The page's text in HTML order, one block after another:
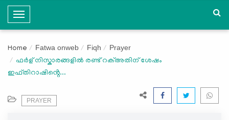
T
o
g
l
e
Home Fatwa onweb Fiqh Prayer
ഫർള് നിസ്കാരങ്ങളിൽ രണ്ട് റക്അതിന് ശേഷം
ഇഫ്തിറാഷിൻ്റെ...
PRAYER